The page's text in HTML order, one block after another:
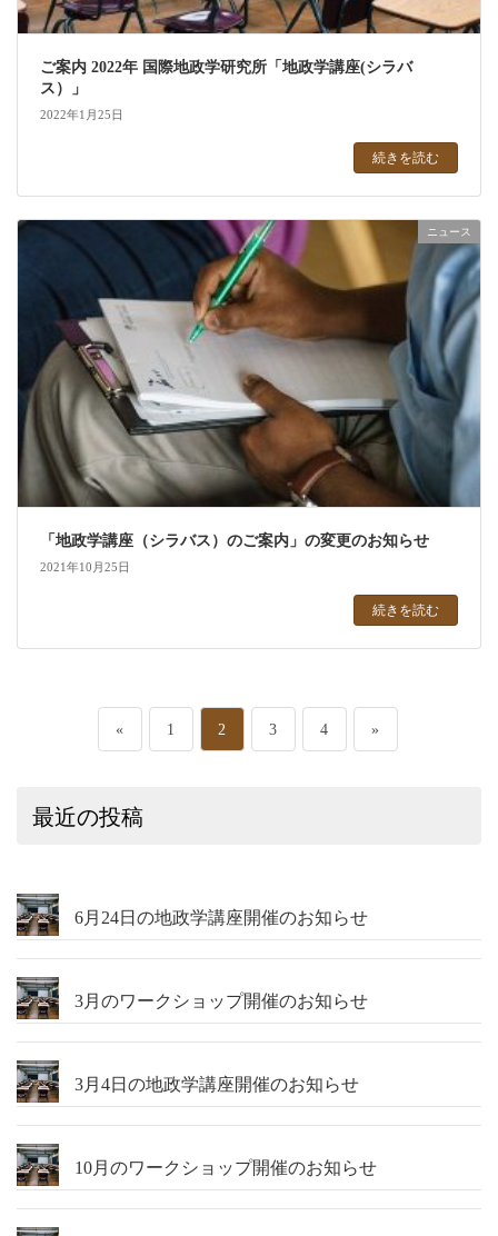
ご案内 2022年 国際地政学研究所「地政学講座(シラバ
ス）」
2022年1月25日
続きを読む
ニュース
「地政学講座（シラバス）のご案内」の変更のお知らせ
2021年10月25日
続きを読む
の
ー
ジ
送
り
« ペ
1 ペ
2 ペ
3 ペ
4 »
最近の投稿
6月24日の地政学講座開催のお知らせ
3月のワークショップ開催のお知らせ
3月4日の地政学講座開催のお知らせ
10月のワークショップ開催のお知らせ